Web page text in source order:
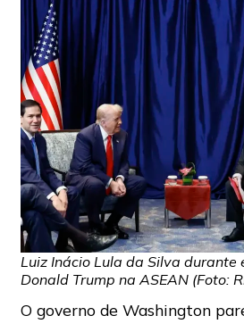
Luiz Inácio Lula da Silva durante
Donald Trump na ASEAN (Foto:
O governo de Washington